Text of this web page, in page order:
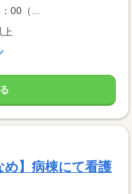
00（...
め】病棟にて看護